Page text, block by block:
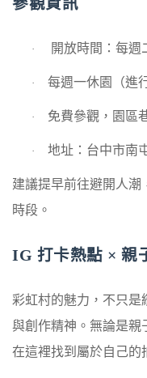
參觀資訊
· 開放時間：每週
· 每週一休園（進
· 免費參觀，園區
· 地址：台中市南
建議提早前往避開人潮
時段。
IG 打卡熱點 × 親
彩虹村的魅力，不只
與創作精神。無論是親
在這裡找到屬於自己的